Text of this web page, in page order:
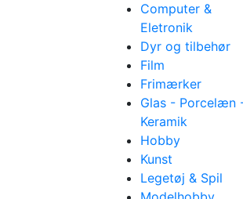
Computer &
Eletronik
Dyr og tilbehør
Film
Frimærker
Glas - Porcelæn
Keramik
Hobby
Kunst
Legetøj & Spil